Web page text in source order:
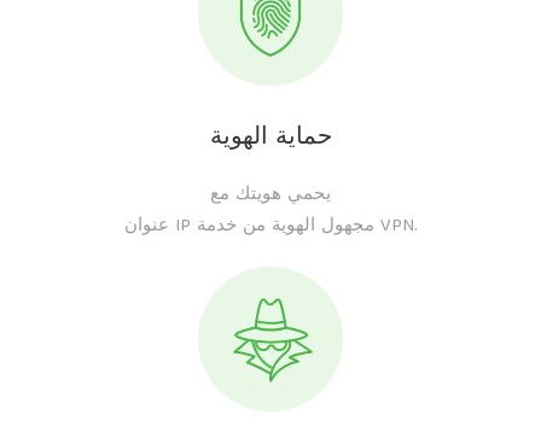
حماية الهوية
يحمي هويتك مع
عنوان IP مجهول الهوية من خدمة VPN.